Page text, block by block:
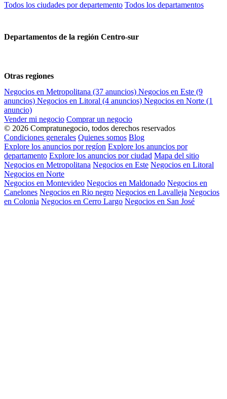
Todos los ciudades por departemento Todos los departamentos
Departamentos de la región Centro-sur
Otras regiones
Negocios en Metropolitana (37 anuncios) Negocios en Este (9
anuncios) Negocios en Litoral (4 anuncios) Negocios en Norte (1
anuncio)
Vender mi negocio Comprar un negocio
© 2026 Compratunegocio, todos derechos reservados
Condiciones generales Quienes somos Blog
Explore los anuncios por regíon Explore los anuncios por
departamento Explore los anuncios por ciudad Mapa del sitio
Negocios en Metropolitana Negocios en Este Negocios en Litoral
Negocios en Norte
Negocios en Montevideo Negocios en Maldonado Negocios en
Canelones Negocios en Rio negro Negocios en Lavalleja Negocios
en Colonia Negocios en Cerro Largo Negocios en San José